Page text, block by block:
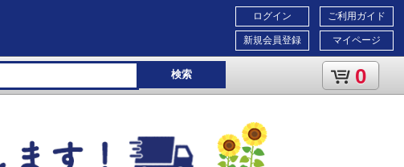
ご利用ガイド
マイページ
ログイン
新規会員登録
検索 0